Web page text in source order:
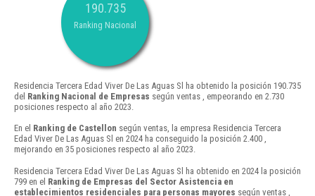
190.735
Ranking Nacional
Residencia Tercera Edad Viver De Las Aguas Sl ha obtenido la posición 190.735
del Ranking Nacional de Empresas según ventas , empeorando en 2.730
posiciones respecto al año 2023.
En el Ranking de Castellon según ventas, la empresa Residencia Tercera
Edad Viver De Las Aguas Sl en 2024 ha conseguido la posición 2.400 ,
mejorando en 35 posiciones respecto al año 2023.
Residencia Tercera Edad Viver De Las Aguas Sl ha obtenido en 2024 la posición
799 en el Ranking de Empresas del Sector Asistencia en
establecimientos residenciales para personas mayores según ventas ,